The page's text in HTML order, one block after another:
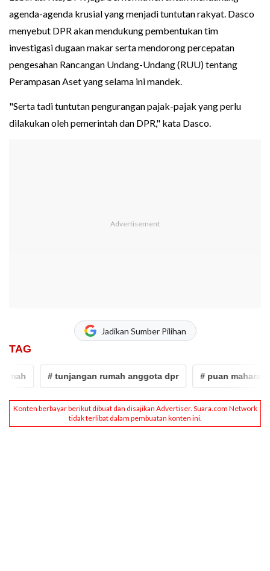
agenda-agenda krusial yang menjadi tuntutan rakyat. Dasco
menyebut DPR akan mendukung pembentukan tim
investigasi dugaan makar serta mendorong percepatan
pengesahan Rancangan Undang-Undang (RUU) tentang
Perampasan Aset yang selama ini mandek.
"Serta tadi tuntutan pengurangan pajak-pajak yang perlu
dilakukan oleh pemerintah dan DPR," kata Dasco.
Jadikan Sumber Pilihan
TAG
# tunjangan rumah anggota dpr # puan maharani